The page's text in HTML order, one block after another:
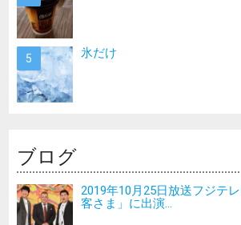
氷だけ
ブログ
2019年10月25日放送フジテ
客さま」に出演...